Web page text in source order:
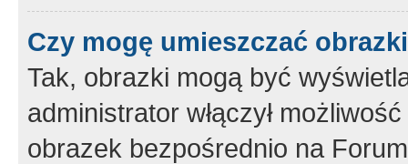
Czy mogę umieszczać
Tak, obrazki mogą być
administrator włączył
obrazek bezpośrednio na